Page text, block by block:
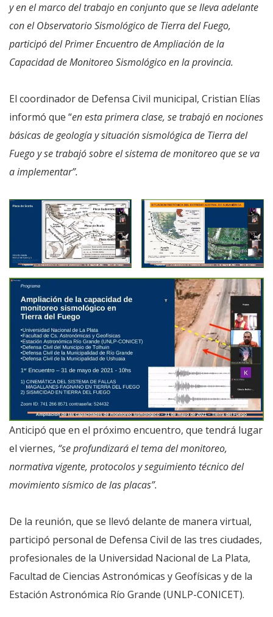
y en el marco del trabajo en conjunto que se lleva adelante
con el Observatorio Sismológico de Tierra del Fuego,
participó del Primer Encuentro de Ampliación de la
Capacidad de Monitoreo Sismológico en la provincia.
El coordinador de Defensa Civil municipal, Cristian Elías
informó que “en esta primera clase, se trabajó en nociones
básicas de geología y situación sismológica de Tierra del
Fuego y se trabajó sobre el sistema de monitoreo que se va
a implementar”.
Anticipó que en el próximo encuentro, que tendrá lugar
el viernes, “se profundizará el tema del monitoreo,
normativa vigente, protocolos y seguimiento técnico del
movimiento sísmico de las placas”.
De la reunión, que se llevó delante de manera virtual,
participó personal de Defensa Civil de las tres ciudades,
profesionales de la Universidad Nacional de La Plata,
Facultad de Ciencias Astronómicas y Geofísicas y de la
Estación Astronómica Río Grande (UNLP-CONICET).